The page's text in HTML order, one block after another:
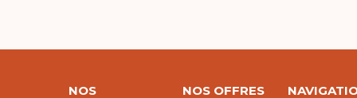
NOS
NOS OFFRES